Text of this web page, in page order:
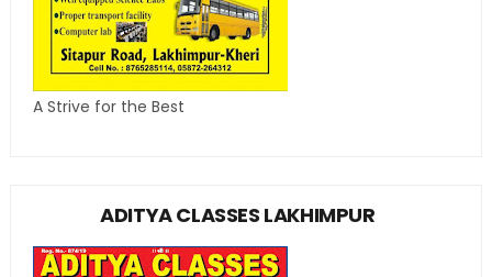
A Strive for the Best
ADITYA CLASSES LAKHIMPUR